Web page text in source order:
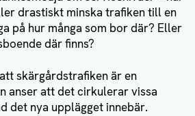
drastiskt minska trafiken till en
på hur många som bor där? Eller
där finns?
skärgårdstrafiken är en
anser att det cirkulerar vissa
det nya upplägget innebär.